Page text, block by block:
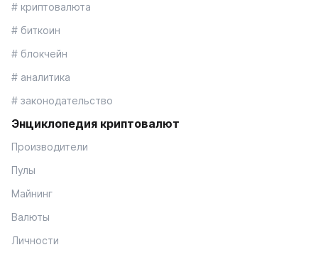
# криптовалюта
# биткоин
# блокчейн
# аналитика
# законодательство
Энциклопедия криптовалют
Производители
Пулы
Майнинг
Валюты
Личности